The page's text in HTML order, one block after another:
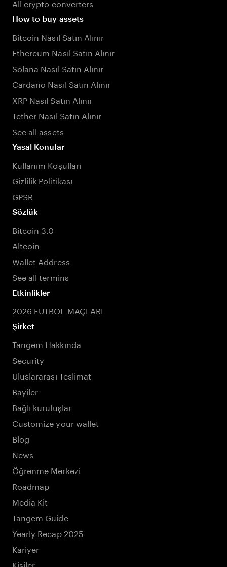
All crypto converters
How to buy assets
Bitcoin Nasıl Satın Alınır
Ethereum Nasıl Satın Alınır
Solana Nasıl Satın Alınır
Cardano Nasıl Satın Alınır
XRP Nasıl Satın Alınır
Tether Nasıl Satın Alınır
See all assets
Yasal Konular
Kullanım Koşulları
Gizlilik Politikası
GPSR
Sözlük
Bitcoin 3.0
Altcoin
Wallet Address
See all termins
Etkinlikler
2026 FUTBOL MAÇLARI
Şirket
Tangem Hakkında
Security
Uluslararası Teslimat
Bayiler
Bağlı kuruluşlar
Customize your wallet
Blog
News
Öğrenme Merkezi
Roadmap
Media Kit
Tangem Guide
Yearly Recap 2025
Kariyer
Kişiler